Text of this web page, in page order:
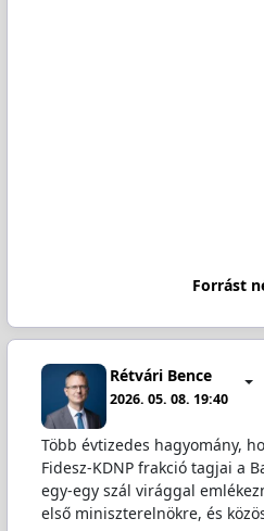
Forrást
Rétvári Bence
2026. 05. 08. 19:40
Több évtizedes hagyomány,
Fidesz-KDNP frakció tagjai a
egy-egy szál virággal
első miniszterelnökre, és